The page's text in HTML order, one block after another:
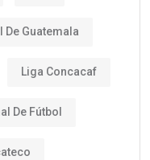
De Guatemala
Liga Concacaf
De Fútbol